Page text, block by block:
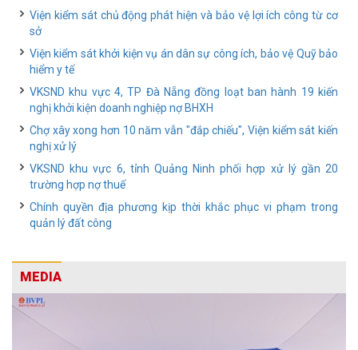
Viện kiểm sát chủ động phát hiện và bảo vệ lợi ích công từ cơ
sở
Viện kiểm sát khởi kiện vụ án dân sự công ích, bảo vệ Quỹ bảo
hiểm y tế
VKSND khu vực 4, TP Đà Nẵng đồng loạt ban hành 19 kiến
nghị khởi kiện doanh nghiệp nợ BHXH
Chợ xây xong hơn 10 năm vẫn "đắp chiếu", Viện kiểm sát kiến
nghị xử lý
VKSND khu vực 6, tỉnh Quảng Ninh phối hợp xử lý gần 20
trường hợp nợ thuế
Chính quyền địa phương kịp thời khắc phục vi phạm trong
quản lý đất công
MEDIA